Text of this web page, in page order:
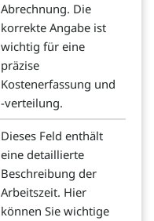
Abrechnung. Die
korrekte Angabe ist
wichtig für eine
präzise
Kostenerfassung und
-verteilung.
Dieses Feld enthält
eine detaillierte
Beschreibung der
Arbeitszeit. Hier
können Sie wichtige